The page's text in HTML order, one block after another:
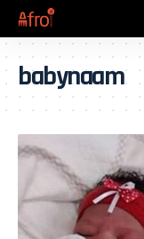
babynaam